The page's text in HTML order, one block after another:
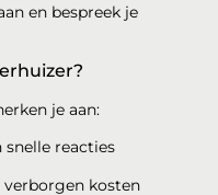
en bespreek je
je aan:
reacties
kosten